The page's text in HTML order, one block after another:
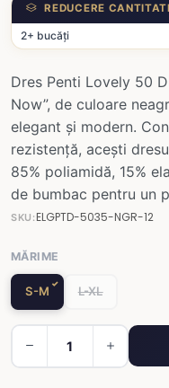
REDUCERE
2+ bucăți
Dres Penti Lovely 50
Now”, de culoare
elegant și modern.
rezistență, acești
85% poliamidă, 15%
de bumbac pentru un
SKU:ELGPTD-5035-NGR-12
MĂRIME
S-M L-XL